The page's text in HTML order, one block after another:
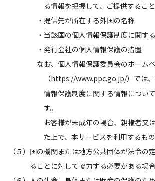
る情報を把握して、ご提供するこ
・提供先が所在する外国の名称
・当該国の個人情報保護制度に関す
・発行会社の個人情報保護の措置
なお、個人情報保護委員会のホーム
（https://www.ppc.go.jp/）では
情報保護制度に関する情報につい
す。
お客様が未成年の場合、親権者又
た上で、本サービスを利用するもの
（５）国の機関または地方公共団体が法令の
ることに対して協力する必要がある場